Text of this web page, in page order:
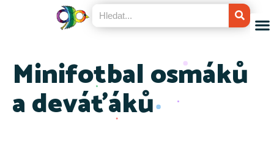
Minifotbal osmáků
a deváťáků